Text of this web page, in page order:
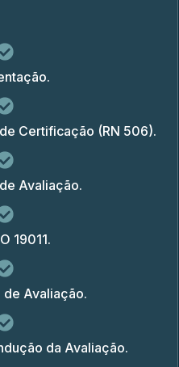
Certificação (RN 506).
Avaliação.
19011.
Avaliação.
da Avaliação.